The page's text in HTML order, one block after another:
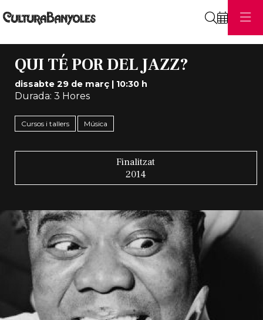
QUI TÉ POR DEL JAZZ?
dissabte 29 de març| 10:30 h
Durada: 3 Hores
Cursos i tallers Música
Finalitzat
2014